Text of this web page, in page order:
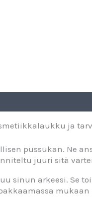
ja
pussukan. Ne
juuri sitä
sinun arkeesi. Se